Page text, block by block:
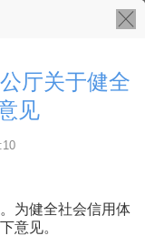
厅关于健全
见
为健全社会信用体
意见。